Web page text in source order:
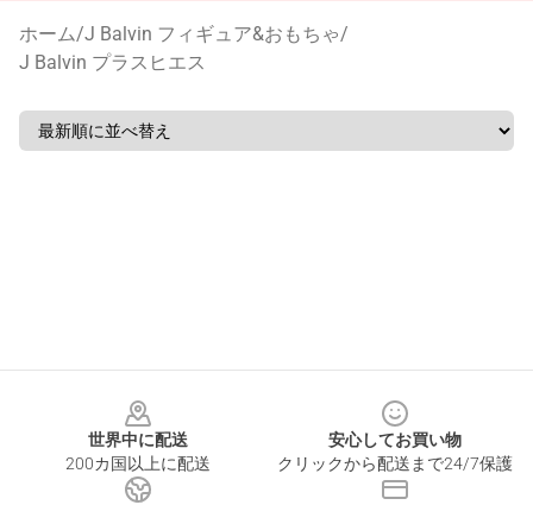
ホーム/J Balvin フィギュア&おもちゃ/
J Balvin プラスヒエス
世界中に配送
200カ国以上に配送
安心してお買い物
クリックから配送まで24/7保護